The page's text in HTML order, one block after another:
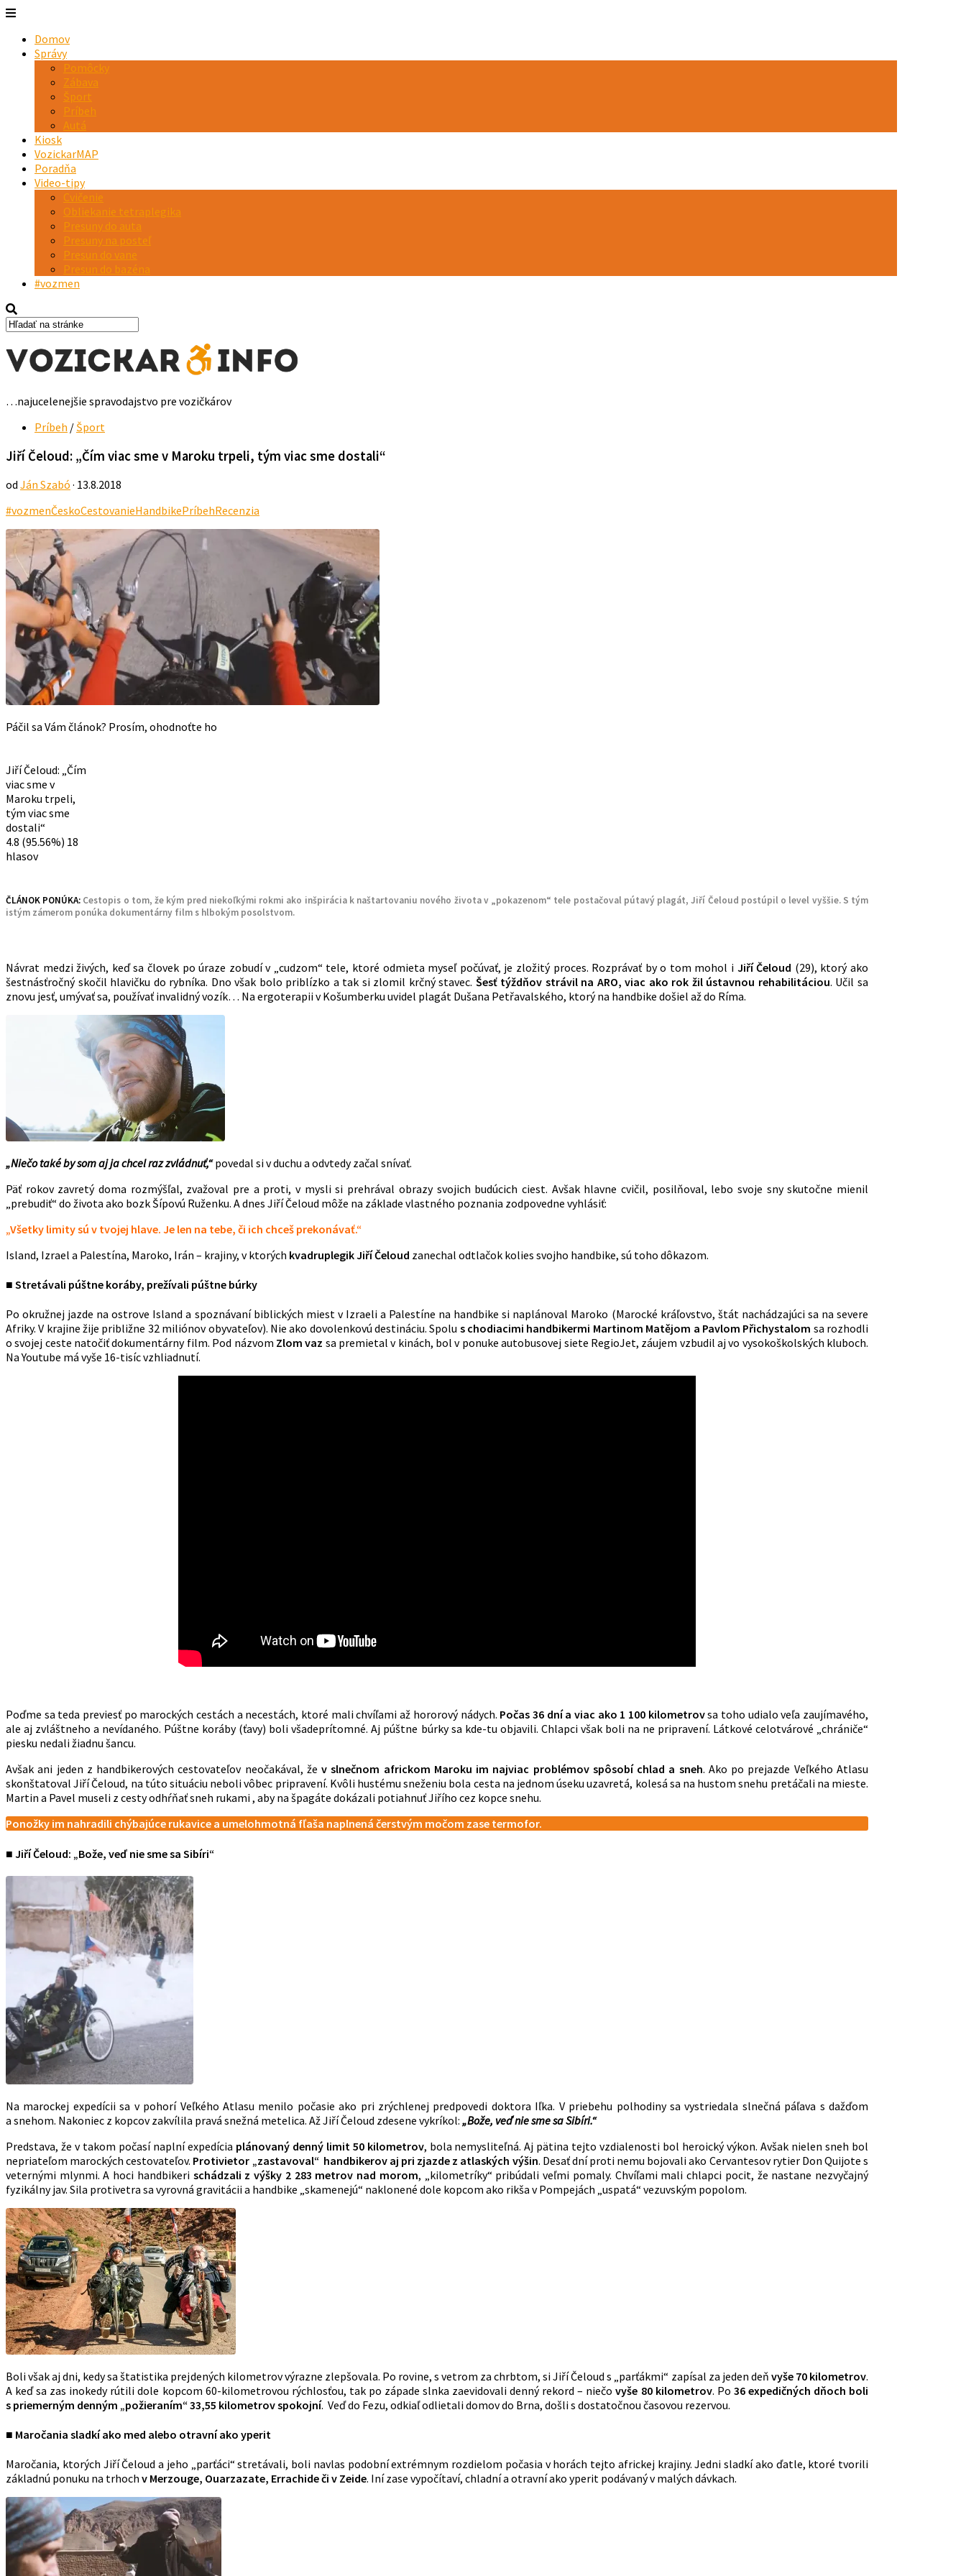
Domov
Správy
Pomôcky
Zábava
Šport
Príbeh
Autá
Kiosk
VozickarMAP
Poradňa
Video-tipy
Cvičenie
Obliekanie tetraplegika
Presuny do auta
Presuny na posteľ
Presun do vane
Presun do bazéna
#vozmen
…najucelenejšie spravodajstvo pre vozičkárov
Príbeh /Šport
Jiří Čeloud: „Čím viac sme v Maroku trpeli, tým viac sme dostali“
od Ján Szabó · 13.8.2018
#vozmenČeskoCestovanieHandbikePríbehRecenzia
Páčil sa Vám článok? Prosím, ohodnoťte ho
Jiří Čeloud: „Čím
viac sme v
Maroku trpeli,
tým viac sme
dostali“
4.8 (95.56%) 18
hlasov
ČLÁNOK PONÚKA: Cestopis o tom, že kým pred niekoľkými rokmi ako inšpirácia k naštartovaniu nového života v „pokazenom“ tele postačoval pútavý plagát, Jiří Čeloud postúpil o level vyššie. S tým
istým zámerom ponúka dokumentárny film s hlbokým posolstvom.
Návrat medzi živých, keď sa človek po úraze zobudí v „cudzom“ tele, ktoré odmieta myseľ počúvať, je zložitý proces. Rozprávať by o tom mohol i Jiří Čeloud (29), ktorý ako
šestnásťročný skočil hlavičku do rybníka. Dno však bolo priblízko a tak si zlomil krčný stavec. Šesť týždňov strávil na ARO, viac ako rok žil ústavnou rehabilitáciou. Učil sa
znovu jesť, umývať sa, používať invalidný vozík… Na ergoterapii v Košumberku uvidel plagát Dušana Petřavalského, ktorý na handbike došiel až do Ríma.
„Niečo také by som aj ja chcel raz zvládnuť,“povedal si v duchu a odvtedy začal snívať.
Päť rokov zavretý doma rozmýšľal, zvažoval pre a proti, v mysli si prehrával obrazy svojich budúcich ciest. Avšak hlavne cvičil, posilňoval, lebo svoje sny skutočne mienil
„prebudiť“ do života ako bozk Šípovú Ruženku. A dnes Jiří Čeloud môže na základe vlastného poznania zodpovedne vyhlásiť:
„Všetky limity sú v tvojej hlave. Je len na tebe, či ich chceš prekonávať.“
Island, Izrael a Palestína, Maroko, Irán – krajiny, v ktorých kvadruplegik Jiří Čeloud zanechal odtlačok kolies svojho handbike, sú toho dôkazom.
■ Stretávali púštne koráby, prežívali púštne búrky
Po okružnej jazde na ostrove Island a spoznávaní biblických miest v Izraeli a Palestíne na handbike si naplánoval Maroko (Marocké kráľovstvo, štát nachádzajúci sa na severe
Afriky. V krajine žije približne 32 miliónov obyvateľov). Nie ako dovolenkovú destináciu. Spolu s chodiacimi handbikermi Martinom Matějom a Pavlom Přichystalom sa rozhodli
o svojej ceste natočiť dokumentárny film. Pod názvom Zlom vaz sa premietal v kinách, bol v ponuke autobusovej siete RegioJet, záujem vzbudil aj vo vysokoškolských kluboch.
Na Youtube má vyše 16-tisíc vzhliadnutí.
Poďme sa teda previesť po marockých cestách a necestách, ktoré mali chvíľami až hororový nádych. Počas 36 dní a viac ako 1 100 kilometrovsa toho udialo veľa zaujímavého,
ale aj zvláštneho a nevídaného. Púštne koráby (ťavy) boli všadeprítomné. Aj púštne búrky sa kde-tu objavili. Chlapci však boli na ne pripravení. Látkové celotvárové „chrániče“
piesku nedali žiadnu šancu.
Avšak ani jeden z handbikerových cestovateľov neočakával, žev slnečnom africkom Maroku im najviac problémov spôsobí chlad a sneh. Ako po prejazde Veľkého Atlasu
skonštatoval Jiří Čeloud, na túto situáciu neboli vôbec pripravení. Kvôli hustému sneženiu bola cesta na jednom úseku uzavretá, kolesá sa na hustom snehu pretáčali na mieste.
Martin a Pavel museli z cesty odhŕňať sneh rukami , aby na špagáte dokázali potiahnuť Jiřího cez kopce snehu.
Ponožky im nahradili chýbajúce rukavice a umelohmotná fľaša naplnená čerstvým močom zase termofor.
■ Jiří Čeloud: „Bože, veď nie sme sa Sibíri“
Na marockej expedícii sa v pohorí Veľkého Atlasu menilo počasie ako pri zrýchlenej predpovedi doktora Iľka. V priebehu polhodiny sa vystriedala slnečná páľava s dažďom
a snehom. Nakoniec z kopcov zakvílila pravá snežná metelica. Až Jiří Čeloud zdesene vykríkol: „Bože, veď nie sme sa Sibíri.“
Predstava, že v takom počasí naplní expedícia plánovaný denný limit 50 kilometrov, bola nemysliteľná. Aj pätina tejto vzdialenosti bol heroický výkon. Avšak nielen sneh bol
nepriateľom marockých cestovateľov. Protivietor „zastavoval“ handbikerov aj pri zjazde z atlaských výšin. Desať dní proti nemu bojovali ako Cervantesov rytier Don Quijote s
veternými mlynmi. A hoci handbikeri schádzali z výšky 2 283 metrov nad morom, „kilometríky“ pribúdali veľmi pomaly. Chvíľami mali chlapci pocit, že nastane nezvyčajný
fyzikálny jav. Sila protivetra sa vyrovná gravitácii a handbike „skamenejú“ naklonené dole kopcom ako rikša v Pompejách „uspatá“ vezuvským popolom.
Boli však aj dni, kedy sa štatistika prejdených kilometrov výrazne zlepšovala. Po rovine, s vetrom za chrbtom, si Jiří Čeloud s „parťákmi“ zapísal za jeden deň vyše 70 kilometrov.
A keď sa zas inokedy rútili dole kopcom 60-kilometrovou rýchlosťou, tak po západe slnka zaevidovali denný rekord – niečovyše 80 kilometrov. Po 36 expedičných dňoch boli
s priemerným denným „požieraním“ 33,55 kilometrov spokojní. Veď do Fezu, odkiaľ odlietali domov do Brna, došli s dostatočnou časovou rezervou.
■ Maročania sladkí ako med alebo otravní ako yperit
Maročania, ktorých Jiří Čeloud a jeho „parťáci“ stretávali, boli navlas podobní extrémnym rozdielom počasia v horách tejto africkej krajiny. Jedni sladkí ako ďatle, ktoré tvorili
základnú ponuku na trhoch v Merzouge, Ouarzazate, Errachide či v Zeide. Iní zase vypočítaví, chladní a otravní ako yperit podávaný v malých dávkach.